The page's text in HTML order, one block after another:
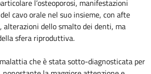
l’osteoporosi, manifestazioni
cavo orale nel suo insieme, con afte
alterazioni dello smalto dei denti, ma
sfera riproduttiva.
che è stata sotto-diagnosticata per